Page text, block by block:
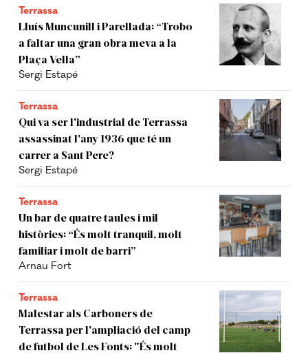
Terrassa
Lluís Muncunill i Parellada: “Trobo
a faltar una gran obra meva a la
Plaça Vella”
Sergi Estapé
Terrassa
Qui va ser l'industrial de Terrassa
assassinat l'any 1936 que té un
carrer a Sant Pere?
Sergi Estapé
Terrassa
Un bar de quatre taules i mil
històries: “És molt tranquil, molt
familiar i molt de barri”
Arnau Fort
Terrassa
Malestar als Carboners de
Terrassa per l'ampliació del camp
de futbol de Les Fonts: "És molt